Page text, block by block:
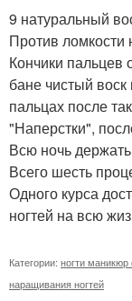
9 натуральный
Против ломкости
Кончики пальцев
бане чистый
пальцах после
"Наперстки",
Всю ночь
Всего шесть
Одного курса
ногтей на всю
Категории: ногти
наращивания ногтей